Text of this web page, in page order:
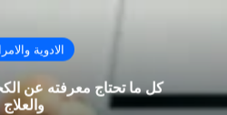
الادوية
كل ما تحتاج معرفته عن
والعلاج